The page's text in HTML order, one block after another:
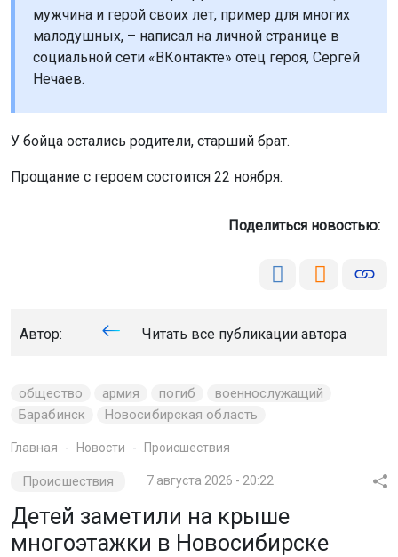
мужчина и герой своих лет, пример для многих
малодушных, – написал на личной странице в
социальной сети «ВКонтакте» отец героя, Сергей
Нечаев.
У бойца остались родители, старший брат.
Прощание с героем состоится 22 ноября.
Поделиться новостью:
Автор: Читать все публикации автора
общество армия погиб
военнослужащий
Барабинск
Новосибирская область
Главная Новости Происшествия
Происшествия 7 августа 2026 - 20:22
Детей заметили на крыше
многоэтажки в Новосибирске